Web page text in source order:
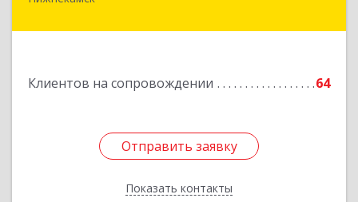
Клиентов на сопровождении 64
Отправить заявку
Показать контакты
Отправить заявку
Назад